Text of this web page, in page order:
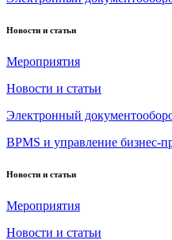
Новости и статьи
Мероприятия
Новости и статьи
Электронный
BPMS и управление бизнес-
Новости и статьи
Мероприятия
Новости и статьи